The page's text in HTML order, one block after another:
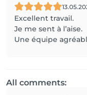
Excellent travail.
Je me sent à l’aise.
Une équipe
All comments: